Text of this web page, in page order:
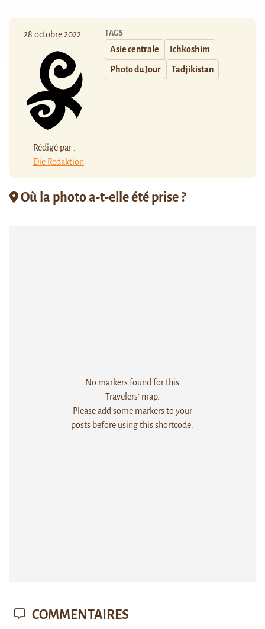
28 octobre 2022
Rédigé par :
Die Redaktion
TAGS
Asie centrale Ichkoshim
Photo du Jour Tadjikistan
Où la photo a-t-elle été prise ?
No markers found for this
Travelers' map.
Please add some markers to your
posts before using this shortcode.
COMMENTAIRES